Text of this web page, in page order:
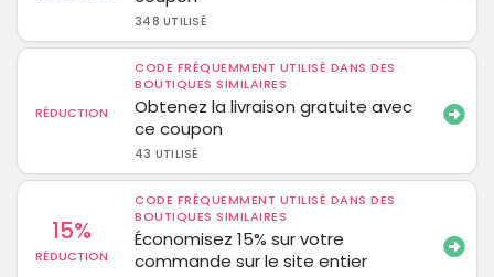
348 UTILISÉ
RÉDUCTION
CODE FRÉQUEMMENT UTILISÉ DANS DES
BOUTIQUES SIMILAIRES
Obtenez la livraison gratuite avec
ce coupon
43 UTILISÉ
15%
RÉDUCTION
CODE FRÉQUEMMENT UTILISÉ DANS DES
BOUTIQUES SIMILAIRES
Économisez 15% sur votre
commande sur le site entier